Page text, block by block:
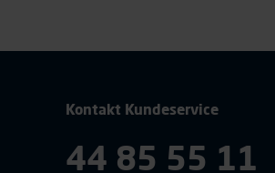
Kontakt Kundeservice
44 85 55 11